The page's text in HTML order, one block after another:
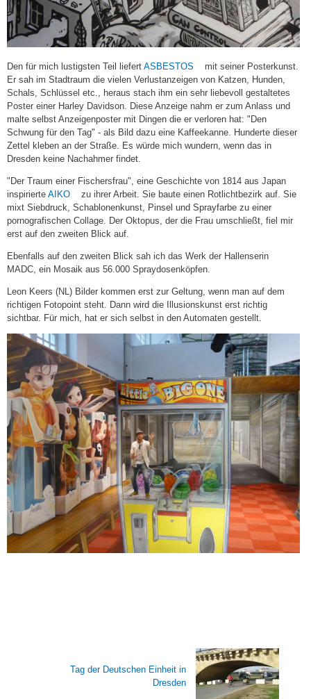
Den für mich lustigsten Teil liefert ASBESTOS (link
is
external)
mit seiner Posterkunst.
Er sah im Stadtraum die vielen Verlustanzeigen von Katzen, Hunden,
Schals, Schlüssel etc., heraus stach ihm ein sehr liebevoll gestaltetes
Poster einer Harley Davidson. Diese Anzeige nahm er zum Anlass und
malte selbst Anzeigenposter mit Dingen die er verloren hat: "Den
Schwung für den Tag" - als Bild dazu eine Kaffeekanne. Hunderte dieser
Zettel kleben an der Straße. Es würde mich wundern, wenn das in
Dresden keine Nachahmer findet.
"Der Traum einer Fischersfrau", eine Geschichte von 1814 aus Japan
inspirierte AIKO(link
is
external)
zu ihrer Arbeit. Sie baute einen Rotlichtbezirk auf. Sie
mixt Siebdruck, Schablonenkunst, Pinsel und Sprayfarbe zu einer
pornografischen Collage. Der Oktopus, der die Frau umschließt, fiel mir
erst auf den zweiten Blick auf.
Ebenfalls auf den zweiten Blick sah ich das Werk der Hallenserin
MADC, ein Mosaik aus 56.000 Spraydosenköpfen.
Leon Keers (NL) Bilder kommen erst zur Geltung, wenn man auf dem
richtigen Fotopoint steht. Dann wird die Illusionskunst erst richtig
sichtbar. Für mich, hat er sich selbst in den Automaten gestellt.
Tag der Deutschen Einheit in
Dresden